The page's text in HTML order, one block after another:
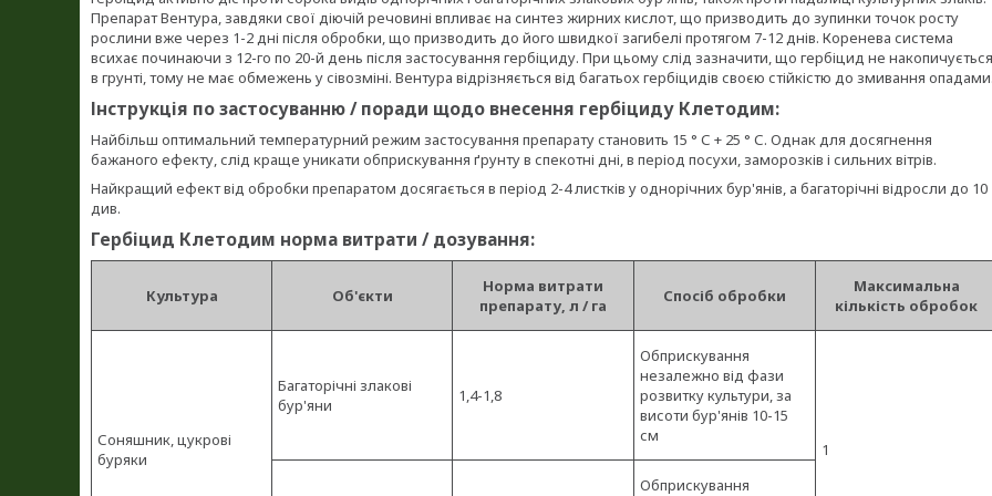
Препарат Вентура, завдяки свої діючій речовині впливає на синтез жирних кислот, що призводить до зупинки точок росту
рослини вже через 1-2 дні після обробки, що призводить до його швидкої загибелі протягом 7-12 днів. Коренева система
всихає починаючи з 12-го по 20-й день після застосування гербіциду. При цьому слід зазначити, що гербіцид не накопичується
в грунті, тому не має обмежень у сівозміні. Вентура відрізняється від багатьох гербіцидів своєю стійкістю до змивання
Інструкція по застосуванню / поради щодо внесення гербіциду Клетодим:
Найбільш оптимальний температурний режим застосування препарату становить 15 ° С + 25 ° С. Однак для досягнення
бажаного ефекту, слід краще уникати обприскування ґрунту в спекотні дні, в період посухи, заморозків і сильних вітрів.
Найкращий ефект від обробки препаратом досягається в період 2-4 листків у однорічних бур'янів, а багаторічні відросли до 10
див.
Гербіцид Клетодим норма витрати / дозування:
Культура Об'єкти
Норма витрати
препарату, л / га
Спосіб обробки
Максимальна
кількість обробок
Соняшник, цукрові
буряки
Багаторічні злакові
бур'яни
1,4-1,8
Обприскування
незалежно від фази
розвитку культури, за
висоти бур'янів 10-15
см
1
Обприскування